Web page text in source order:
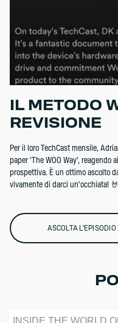
IL METODO
REVISIONE
Per il loro TechCast mensile,
paper 'The WOO Way', reagendo
prospettiva. È un ottimo ascolto
vivamente di darci un'occhiata! 🤘
ASCOLTA L'EPISODIO